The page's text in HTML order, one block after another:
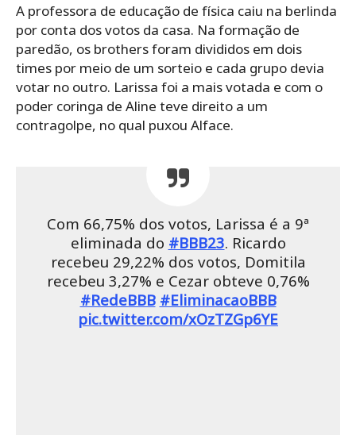
A professora de educação de física caiu na berlinda
por conta dos votos da casa. Na formação de
paredão, os brothers foram divididos em dois
times por meio de um sorteio e cada grupo devia
votar no outro. Larissa foi a mais votada e com o
poder coringa de Aline teve direito a um
contragolpe, no qual puxou Alface.
Com 66,75% dos votos, Larissa é a 9ª
eliminada do #BBB23. Ricardo
recebeu 29,22% dos votos, Domitila
recebeu 3,27% e Cezar obteve 0,76%
#RedeBBB #EliminacaoBBB
pic.twitter.com/xOzTZGp6YE